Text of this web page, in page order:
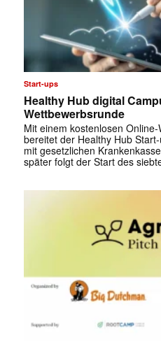
Start-ups
Healthy Hub digital
Wettbewerbsrunde
Mit einem kostenlosen
bereitet der Healthy Hub
mit gesetzlichen
später folgt der Start des